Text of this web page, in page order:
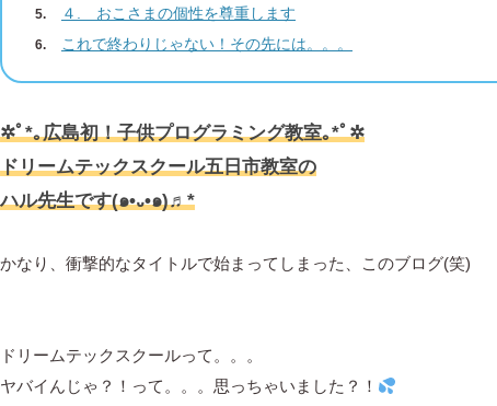
４. おこさまの個性を尊重します
これで終わりじゃない！その先には。。。
✲ﾟ*｡広島初！子供プログラミング教室｡*ﾟ✲
ドリームテックスクール五日市教室の
ハル先生です(๑•᎑•๑)♬*
かなり、衝撃的なタイトルで始まってしまった、このブログ(笑)
ドリームテックスクールって。。。
ヤバイんじゃ？！って。。。思っちゃいました？！